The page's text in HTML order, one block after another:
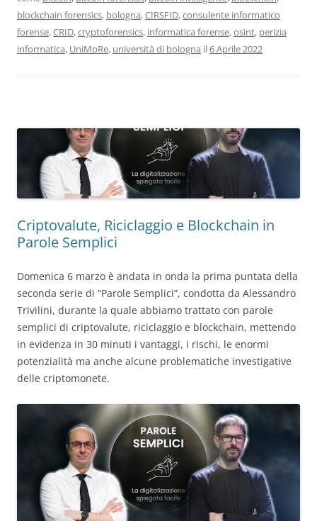
blockchain forensics, bologna,CIRSFID,consulente informatico
forense,CRID,cryptoforensics, informatica forense,osint, perizia
informatica, UniMoRe, università di bologna il6 Aprile 2022
Criptovalute, Riciclaggio e Blockchain in
Parole Semplici
Domenica 6 marzo è andata in onda la prima puntata della
seconda serie di “Parole Semplici”, condotta da Alessandro
Trivilini, durante la quale abbiamo trattato con parole
semplici di criptovalute, riciclaggio e blockchain, mettendo
in evidenza in 30 minuti i vantaggi, i rischi, le enormi
potenzialità ma anche alcune problematiche investigative
delle criptomonete.